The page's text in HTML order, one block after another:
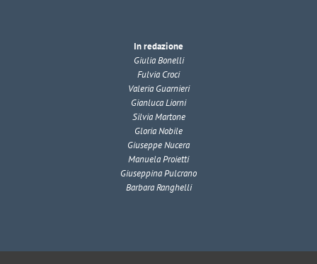
In redazione
Giulia Bonelli
Fulvia Croci
Valeria Guarnieri
Gianluca Liorni
Silvia Martone
Gloria Nobile
Giuseppe Nucera
Manuela Proietti
Giuseppina Pulcrano
Barbara Ranghelli